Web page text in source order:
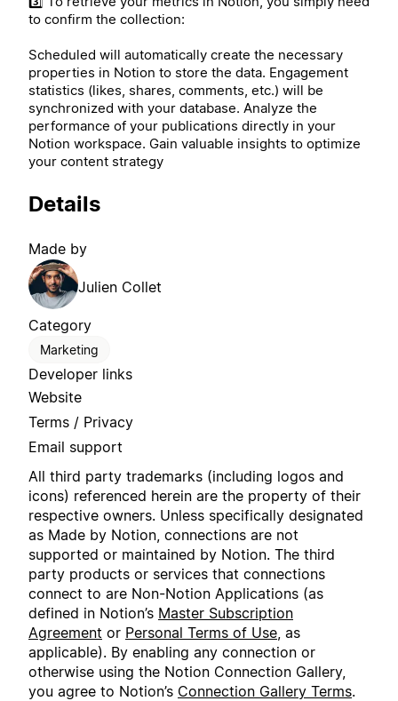
to confirm the collection:
Scheduled will automatically create the necessary
properties in Notion to store the data. Engagement
statistics (likes, shares, comments, etc.) will be
synchronized with your database. Analyze the
performance of your publications directly in your
Notion workspace. Gain valuable insights to optimize
your content strategy
Details
Made by
Julien Collet
Category
Marketing
Developer links
Website
Terms / Privacy
Email support
All third party trademarks (including logos and
icons) referenced herein are the property of their
respective owners. Unless specifically designated
as Made by Notion, connections are not
supported or maintained by Notion. The third
party products or services that connections
connect to are Non-Notion Applications (as
defined in Notion’s Master Subscription
Agreement or Personal Terms of Use , as
applicable). By enabling any connection or
otherwise using the Notion Connection Gallery,
you agree to Notion’s Connection Gallery Terms.